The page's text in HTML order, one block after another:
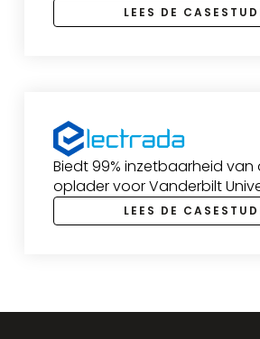
LEES DE
Biedt 99% inzetbaarheid van
oplader voor Vanderbilt
LEES DE